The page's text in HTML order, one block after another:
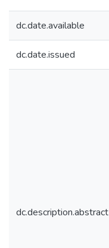
dc.date.available
dc.date.issued
dc.description.abstract